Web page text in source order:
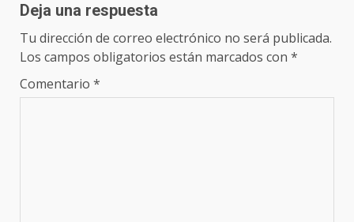
Deja una respuesta
Tu dirección de correo electrónico no será publicada.
Los campos obligatorios están marcados con *
Comentario *